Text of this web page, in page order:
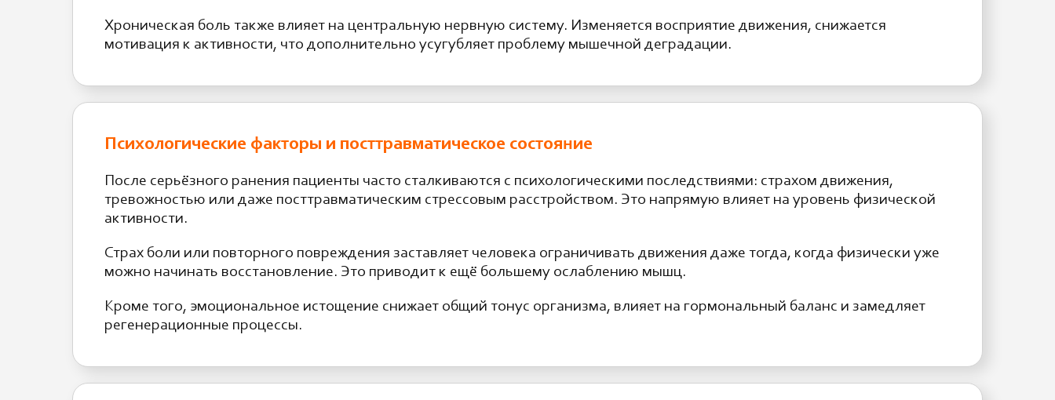
Хроническая боль также влияет на центральную нервную систему. Изменяется восприятие движения, снижается
мотивация к активности, что дополнительно усугубляет проблему мышечной деградации.
Психологические факторы и посттравматическое состояние
После серьёзного ранения пациенты часто сталкиваются с психологическими последствиями: страхом движения,
тревожностью или даже посттравматическим стрессовым расстройством. Это напрямую влияет на уровень физической
активности.
Страх боли или повторного повреждения заставляет человека ограничивать движения даже тогда, когда физически уже
можно начинать восстановление. Это приводит к ещё большему ослаблению мышц.
Кроме того, эмоциональное истощение снижает общий тонус организма, влияет на гормональный баланс и замедляет
регенерационные процессы.